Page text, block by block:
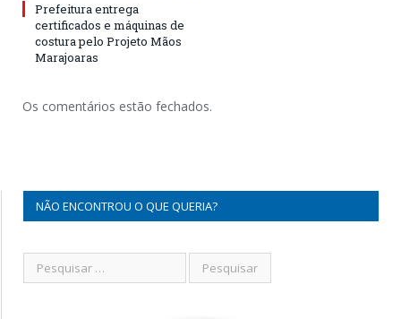
Prefeitura entrega
certificados e máquinas de
costura pelo Projeto Mãos
Marajoaras
Os comentários estão fechados.
NÃO ENCONTROU O QUE QUERIA?